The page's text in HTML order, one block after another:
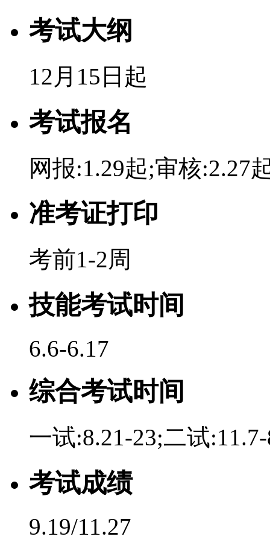
考试大纲
12月15日起
考试报名
网报:1.29起;审核:2.27
准考证打印
考前1-2周
技能考试时间
6.6-6.17
综合考试时间
一试:8.21-23;二试
考试成绩
9.19/11.27